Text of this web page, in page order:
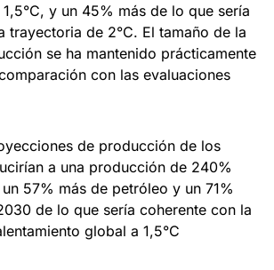
y un 45% más de lo que sería
trayectoria de 2°C. El tamaño de la
se ha mantenido prácticamente
con las evaluaciones
de producción de los
a una producción de 240%
57% más de petróleo y un 71%
de lo que sería coherente con la
global a 1,5°C